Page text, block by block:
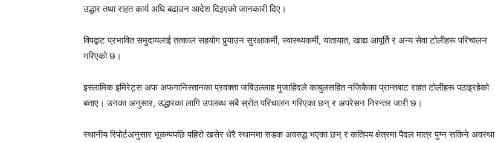
उद्धार तथा राहत कार्य अघि बढाउन आदेश दिइएको जानकारी दिए।
विपद्बाट प्रभावित समुदायलाई तत्काल सहयोग पुर्‍याउन सुरक्षाकर्मी, स्वास्थ्यकर्मी, यातायात, खाद्य आपूर्ति र अन्य सेवा टोलीहरू परिचालन
गरिएको छ।
इस्लामिक इमिरेट्स अफ अफगानिस्तानका प्रवक्ता जबिउल्लाह मुजाहिदले काबुलसहित नजिकैका प्रान्तबाट राहत टोलीहरू पठाइरहेको
बताए। उनका अनुसार, उद्धारका लागि उपलब्ध सबै स्रोत परिचालन गरिएका छन् र अपरेसन निरन्तर जारी छ।
स्थानीय रिपोर्टअनुसार भूकम्पपछि पहिरो खसेर धेरै स्थानमा सडक अवरुद्ध भएका छन् र कतिपय क्षेत्रमा पैदल मात्र पुग्न सकिने अवस्था